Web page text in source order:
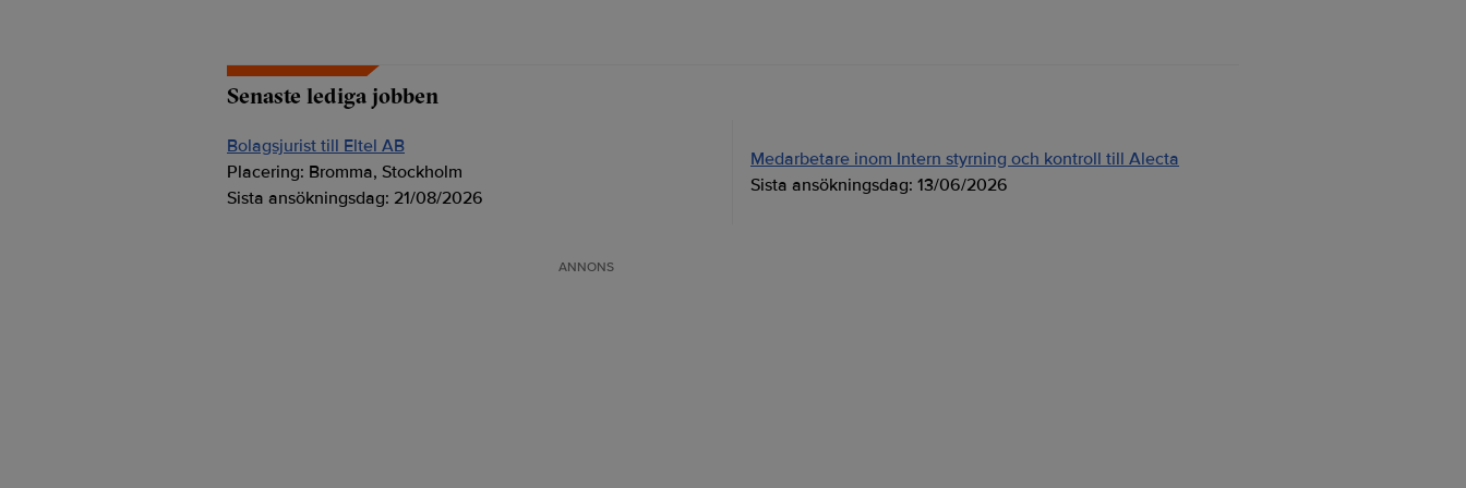
Senaste lediga jobben
Bolagsjurist till Eltel AB
Placering: Bromma, Stockholm
Sista ansökningsdag: 21/08/2026
Medarbetare inom Intern styrning och kontroll till Alecta
Sista ansökningsdag: 13/06/2026
ANNONS